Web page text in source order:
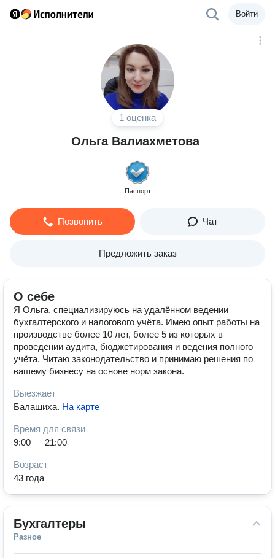
Войти
1 оценка
Ольга Валиахметова
Паспорт
Позвонить Чат
Предложить заказ
О себе
Я Ольга, специализируюсь на удалённом ведении
бухгалтерского и налогового учёта. Имею опыт работы на
производстве более 10 лет, более 5 из которых в
проведении аудита, бюджетирования и ведения полного
учёта. Читаю законодательство и принимаю решения по
вашему бизнесу на основе норм закона.
Выезжает
Балашиха. На карте
Время для связи
9:00 — 21:00
Возраст
43 года
Бухгалтеры
Разное